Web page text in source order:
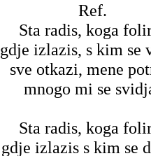
Ref.
Sta radis, koga
gdje izlazis, s kim se
sve otkazi, mene
mnogo mi se
Sta radis, koga
gdje izlazis s kim se